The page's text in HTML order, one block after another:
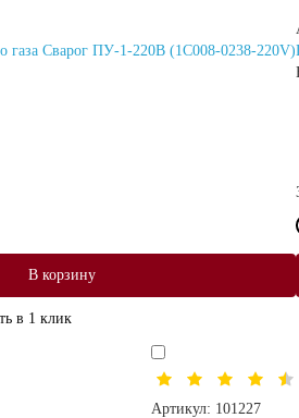
газа Сварог ПУ-1-220В (1C008-0238-220V)
В корзину
в 1 клик
Артикул: 101227